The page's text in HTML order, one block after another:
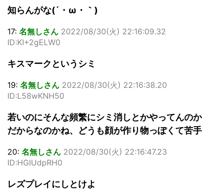
知らんがな(´・ω・｀)
17: 名無しさん 2022/08/30(火) 22:16:09.32
ID:KI+2gELW0
キスマークというシミ
19: 名無しさん 2022/08/30(火) 22:16:38.20
ID:L58wKNH50
若いのにそんな頻繁にシミ消しとかやってんのか
だからなのかね、どうも顔が作り物っぽくて苦手
20: 名無しさん 2022/08/30(火) 22:16:47.23
ID:HGIUdpRH0
レズプレイにしとけよ